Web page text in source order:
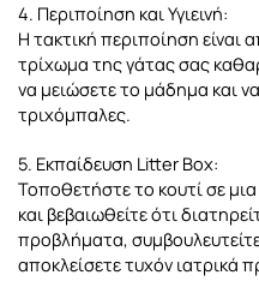
4. Περιποίηση και Υγιεινή:
Η τακτική περιποίηση είναι
τρίχωμα της γάτας σας
να μειώσετε το μάδημα και
τριχόμπαλες.
5. Εκπαίδευση Litter Box:
Τοποθετήστε το κουτί σε
και βεβαιωθείτε ότι
προβλήματα,
αποκλείσετε τυχόν ιατρικά